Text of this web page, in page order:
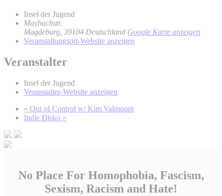
Insel der Jugend
Maybachstr.
Magdeburg 39104 Deutschland Google Karte anzeigen
Veranstaltungsort-Website anzeigen
Veranstalter
Insel der Jugend
Veranstalter-Website anzeigen
« Out of Control w/ Kim Valmount
Indie Disko »
No Place For Homophobia, Fascism,
Sexism, Racism and Hate!